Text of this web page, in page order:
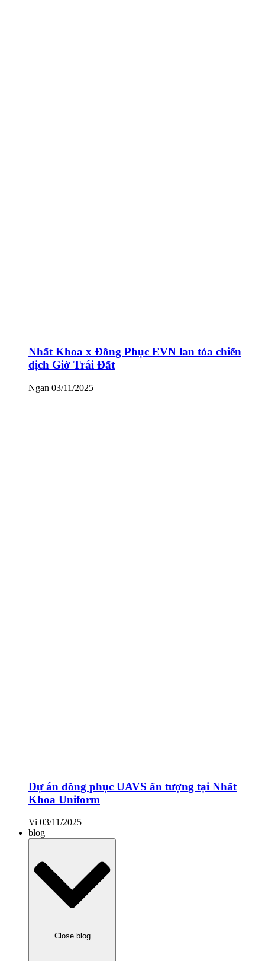
Nhất Khoa x Đồng Phục EVN lan tỏa chiến
dịch Giờ Trái Đất
Ngan 03/11/2025
Dự án đồng phục UAVS ấn tượng tại Nhất
Khoa Uniform
Vi 03/11/2025
blog
Close blog